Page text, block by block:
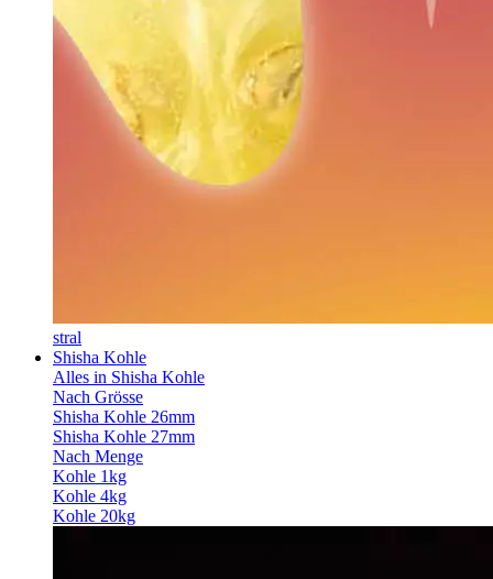
stral
Shisha Kohle
Alles in Shisha Kohle
Nach Grösse
Shisha Kohle 26mm
Shisha Kohle 27mm
Nach Menge
Kohle 1kg
Kohle 4kg
Kohle 20kg